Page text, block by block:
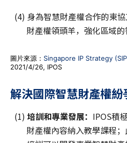
(4) 身為智慧財產權合作的東
財產權領頭羊，強化區域的
圖片來源： Singapore IP Strategy
2021/4/26, IPOS
解決國際智慧財產權紛
(1) 培訓和專業發展： IPOS積
財產權內容納入教學課程